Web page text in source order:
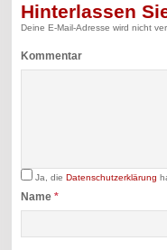
Hinterlassen
Deine E-Mail-Adresse wird nicht
Kommentar
Ja, dieDatenschutzerklärung
Name*